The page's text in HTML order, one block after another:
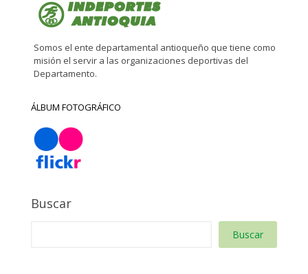
Somos el ente departamental antioqueño que tiene como
misión el servir a las organizaciones deportivas del
Departamento.
ÁLBUM FOTOGRÁFICO
Buscar
Buscar